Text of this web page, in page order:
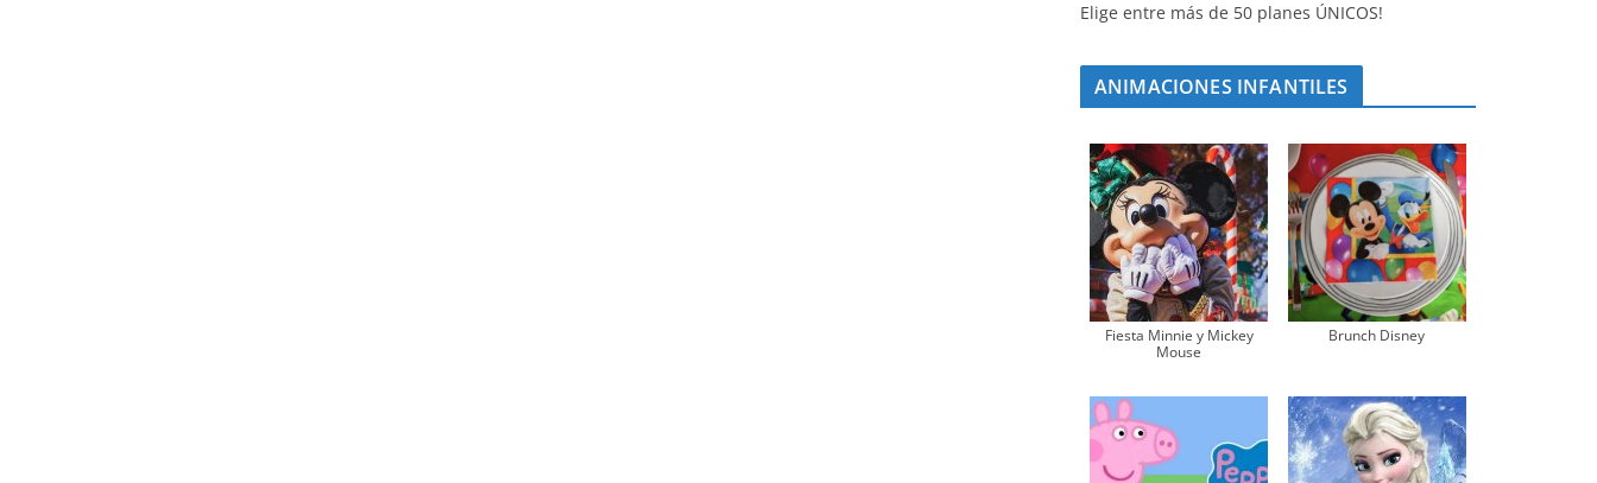
Elige entre más de 50 planes ÚNICOS!
ANIMACIONES INFANTILES
Fiesta Minnie y Mickey
Mouse
Brunch Disney